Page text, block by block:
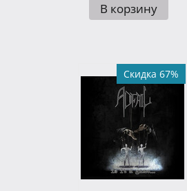
В корзину
Скидка 67%